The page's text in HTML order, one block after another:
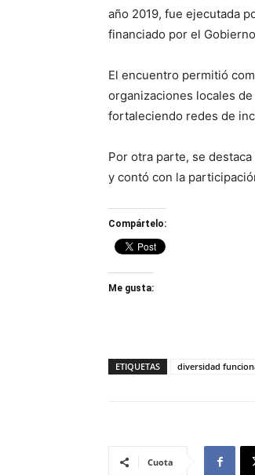
año 2019, fue ejecutada
financiado por el
El encuentro permitió
organizaciones locales
fortaleciendo redes de
Por otra parte, se
y contó con la
Compártelo:
Me gusta:
ETIQUETAS diversidad
Cuota